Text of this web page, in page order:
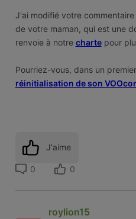
J'ai modifié votre
de votre maman, qui est une
renvoie à notre chartepour
Pourriez-vous, dans un
réinitialisation de son
J'aime
0 0
roylion15